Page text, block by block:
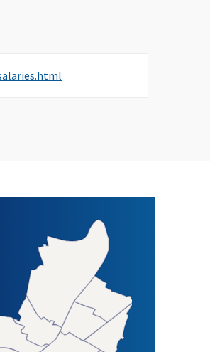
DES ASSOCIATIONS DE LA VILLE